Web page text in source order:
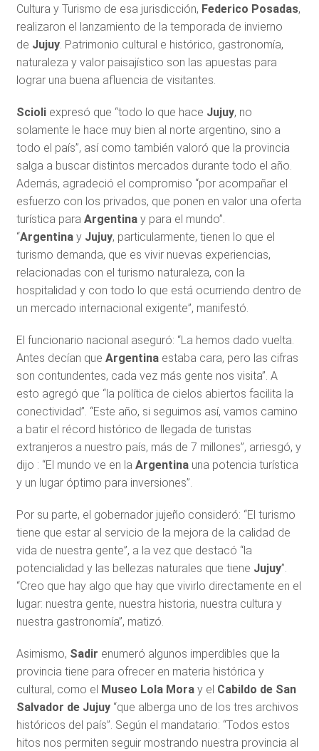
Cultura y Turismo de esa jurisdicción, Federico Posadas,
realizaron el lanzamiento de la temporada de invierno
de Jujuy. Patrimonio cultural e histórico, gastronomía,
naturaleza y valor paisajístico son las apuestas para
lograr una buena afluencia de visitantes.
Scioliexpresó que “todo lo que hace Jujuy, no
solamente le hace muy bien al norte argentino, sino a
todo el país”, así como también valoró que la provincia
salga a buscar distintos mercados durante todo el año.
Además, agradeció el compromiso “por acompañar el
esfuerzo con los privados, que ponen en valor una oferta
turística para Argentinay para el mundo”.
“Argentinay Jujuy, particularmente, tienen lo que el
turismo demanda, que es vivir nuevas experiencias,
relacionadas con el turismo naturaleza, con la
hospitalidad y con todo lo que está ocurriendo dentro de
un mercado internacional exigente”, manifestó.
El funcionario nacional aseguró: “La hemos dado vuelta.
Antes decían que Argentinaestaba cara, pero las cifras
son contundentes, cada vez más gente nos visita”. A
esto agregó que “la política de cielos abiertos facilita la
conectividad”. “Este año, si seguimos así, vamos camino
a batir el récord histórico de llegada de turistas
extranjeros a nuestro país, más de 7 millones”, arriesgó, y
dijo : “El mundo ve en la Argentinauna potencia turística
y un lugar óptimo para inversiones”.
Por su parte, el gobernador jujeño consideró: “El turismo
tiene que estar al servicio de la mejora de la calidad de
vida de nuestra gente”, a la vez que destacó “la
potencialidad y las bellezas naturales que tiene Jujuy”.
“Creo que hay algo que hay que vivirlo directamente en el
lugar: nuestra gente, nuestra historia, nuestra cultura y
nuestra gastronomía”, matizó.
Asimismo, Sadir enumeró algunos imperdibles que la
provincia tiene para ofrecer en materia histórica y
cultural, como el Museo Lola Moray el Cabildo de San
Salvador de Jujuy“que alberga uno de los tres archivos
históricos del país”. Según el mandatario: “Todos estos
hitos nos permiten seguir mostrando nuestra provincia al